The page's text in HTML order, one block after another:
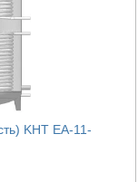
KHT ЕА-11-